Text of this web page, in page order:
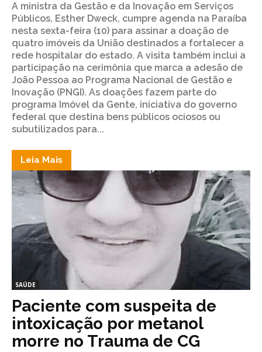
A ministra da Gestão e da Inovação em Serviços
Públicos, Esther Dweck, cumpre agenda na Paraíba
nesta sexta-feira (10) para assinar a doação de
quatro imóveis da União destinados a fortalecer a
rede hospitalar do estado. A visita também inclui a
participação na cerimônia que marca a adesão de
João Pessoa ao Programa Nacional de Gestão e
Inovação (PNGI). As doações fazem parte do
programa Imóvel da Gente, iniciativa do governo
federal que destina bens públicos ociosos ou
subutilizados para...
Leia Mais
SAÚDE
Paciente com suspeita de
intoxicação por metanol
morre no Trauma de CG